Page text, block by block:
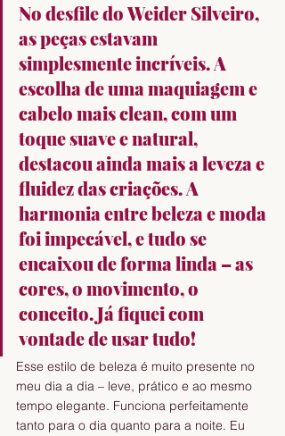
No desfile do Weider Silveiro,
as peças estavam
simplesmente incríveis. A
escolha de uma maquiagem e
cabelo mais clean, com um
toque suave e natural,
destacou ainda mais a leveza e
fluidez das criações. A
harmonia entre beleza e moda
foi impecável, e tudo se
encaixou de forma linda – as
cores, o movimento, o
conceito. Já fiquei com
vontade de usar tudo!
Esse estilo de beleza é muito presente no
meu dia a dia – leve, prático e ao mesmo
tempo elegante. Funciona perfeitamente
tanto para o dia quanto para a noite. Eu